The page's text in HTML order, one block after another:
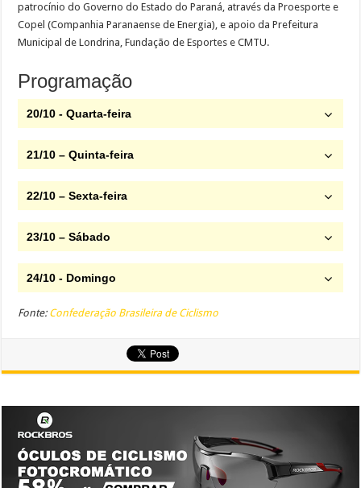
patrocínio do Governo do Estado do Paraná, através da Proesporte e
Copel (Companhia Paranaense de Energia), e apoio da Prefeitura
Municipal de Londrina, Fundação de Esportes e CMTU.
Programação
20/10 - Quarta-feira
21/10 – Quinta-feira
22/10 – Sexta-feira
23/10 – Sábado
24/10 - Domingo
Fonte: Confederação Brasileira de Ciclismo